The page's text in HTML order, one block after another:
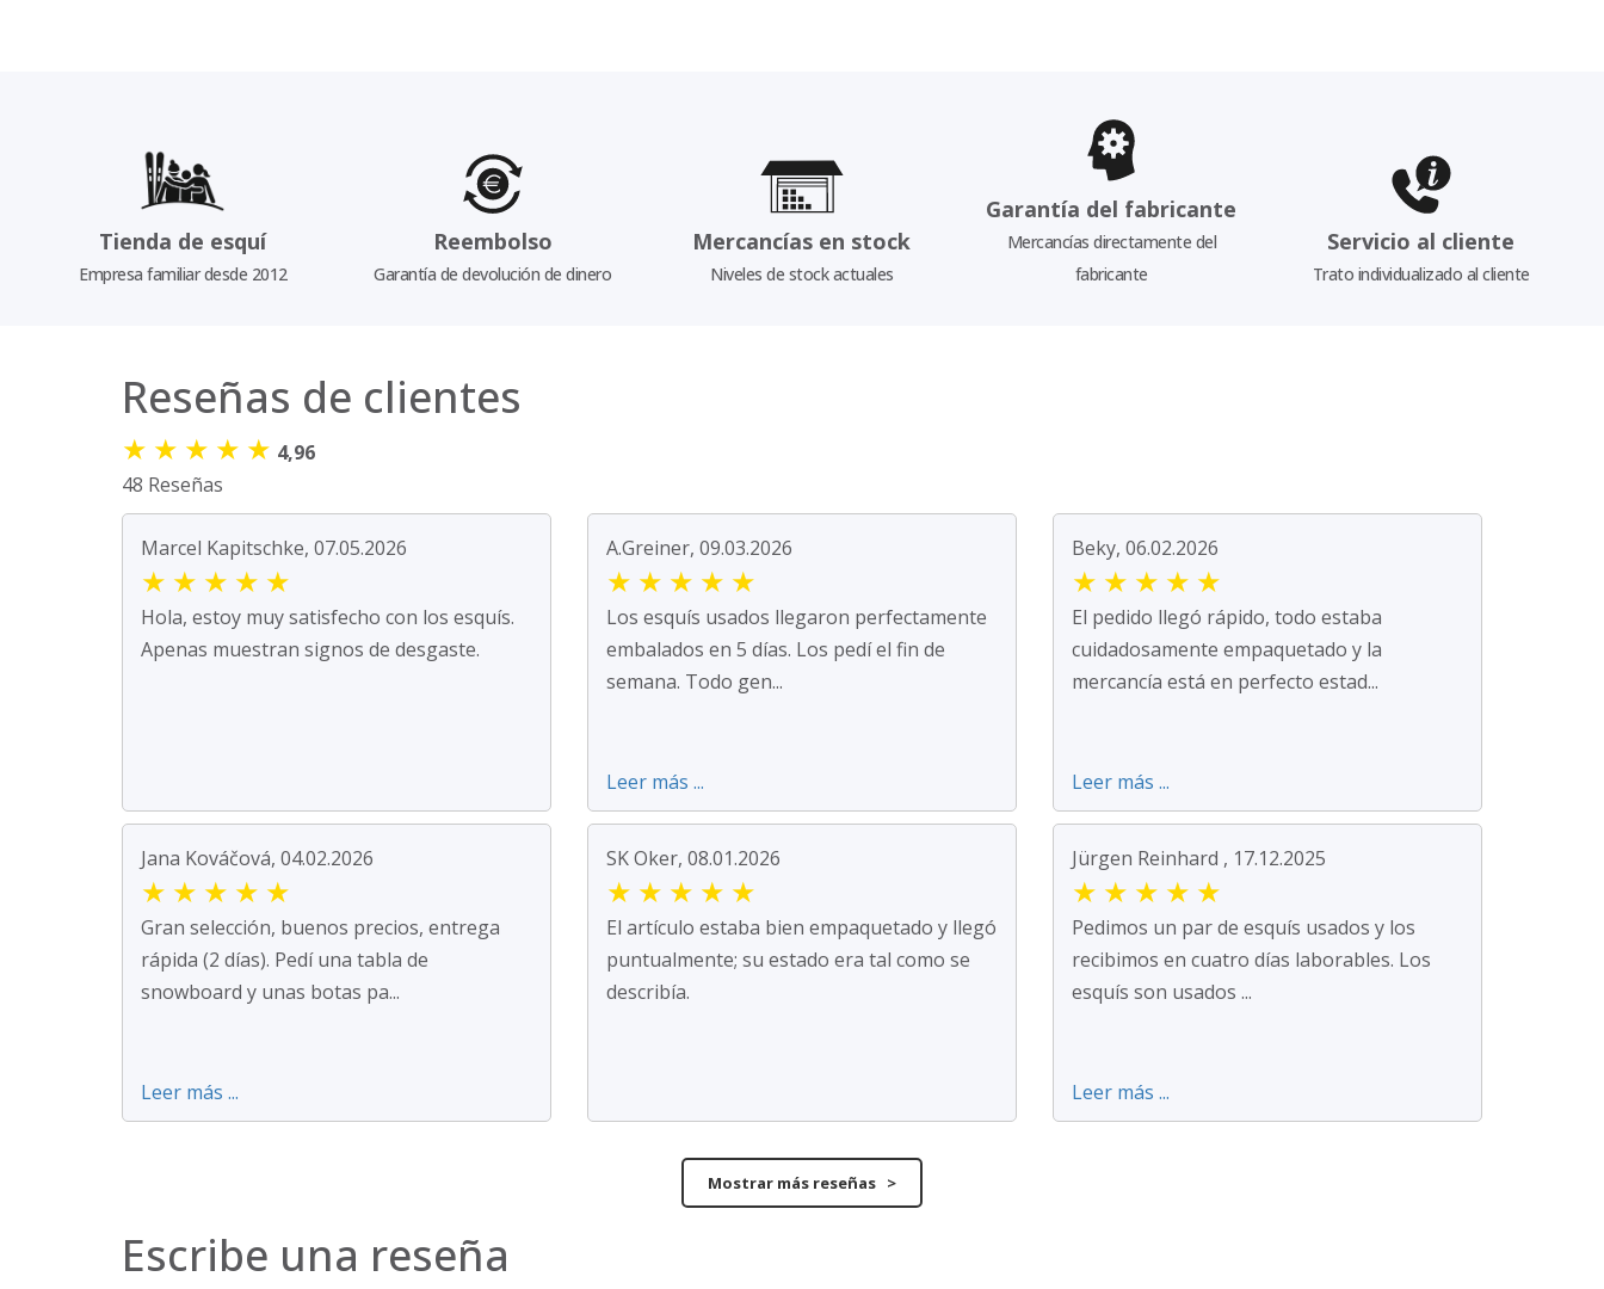
Tienda de esquí
Empresa familiar desde 2012
Reembolso
Garantía de devolución de dinero
Mercancías en stock
Niveles de stock actuales
Garantía del fabricante
Mercancías directamente del
fabricante
Servicio al cliente
Trato individualizado al cliente
Reseñas de clientes
★ ★ ★ ★ ★ 4,96
48 Reseñas
Marcel Kapitschke, 07.05.2026
★ ★ ★ ★ ★
Hola, estoy muy satisfecho con los esquís.
Apenas muestran signos de desgaste.
A.Greiner, 09.03.2026
★ ★ ★ ★ ★
Los esquís usados llegaron perfectamente
embalados en 5 días. Los pedí el fin de
semana. Todo gen...
Leer más ...
Beky, 06.02.2026
★ ★ ★ ★ ★
El pedido llegó rápido, todo estaba
cuidadosamente empaquetado y la
mercancía está en perfecto estad...
Leer más ...
Jana Kováčová, 04.02.2026
★ ★ ★ ★ ★
Gran selección, buenos precios, entrega
rápida (2 días). Pedí una tabla de
snowboard y unas botas pa...
Leer más ...
SK Oker, 08.01.2026
★ ★ ★ ★ ★
El artículo estaba bien empaquetado y llegó
puntualmente; su estado era tal como se
describía.
Jürgen Reinhard , 17.12.2025
★ ★ ★ ★ ★
Pedimos un par de esquís usados y los
recibimos en cuatro días laborables. Los
esquís son usados ...
Leer más ...
Mostrar más reseñas >
Escribe una reseña